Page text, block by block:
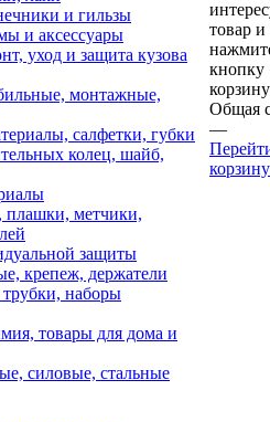
и гильзы
и аксессуары
уход и защита кузова
монтажные,
салфетки, губки
колец, шайб,
плашки, метчики,
защиты
крепеж, держатели
наборы
товары для дома и
силовые, стальные
товар и
кнопку
Общая
—
корзину